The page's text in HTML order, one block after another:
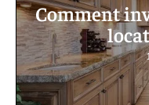
Comment